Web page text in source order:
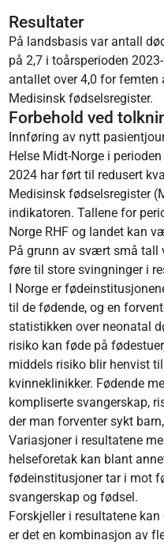
Resultater
På landsbasis var antall
på 2,7 i toårsperioden
antallet over 4,0 for femten
Medisinsk fødselsregister.
Forbehold ved
Innføring av nytt
Helse Midt-Norge i
2024 har ført til redusert
Medisinsk fødselsregister
indikatoren. Tallene for
Norge RHF og landet kan
På grunn av svært små tall
føre til store svingninger i
I Norge er
til de fødende, og en
statistikken over neonatal
risiko kan føde på
middels risiko blir henvist
kvinneklinikker. Fødende
kompliserte svangerskap,
der man forventer sykt
Variasjoner i resultatene
helseforetak kan blant
fødeinstitusjoner tar i mot
svangerskap og fødsel.
Forskjeller i resultatene
er det en kombinasjon av